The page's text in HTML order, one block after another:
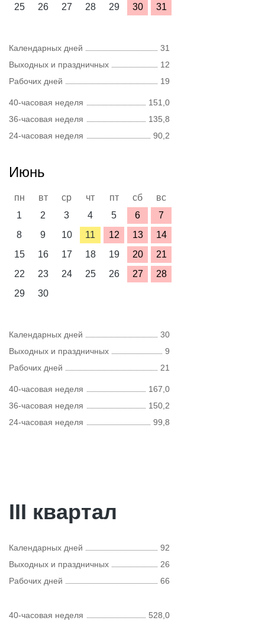
25
26 27 28 29 30 31
Календарных дней
31
Выходных и праздничных
12
Рабочих дней
19
40-часовая неделя
151,0
36-часовая неделя
135,8
24-часовая неделя
90,2
Июнь
пн вт ср чт пт сб
вс
1
2 3 4 5 6
7
8
9 10 11 12 13
14
15
16 17 18 19 20
21
22
23 24 25 26 27
28
29
30
Календарных дней
30
Выходных и праздничных
9
Рабочих дней
21
40-часовая неделя
167,0
36-часовая неделя
150,2
24-часовая неделя
99,8
III квартал
Календарных дней
92
Выходных и праздничных
26
Рабочих дней
66
40-часовая неделя 528,0